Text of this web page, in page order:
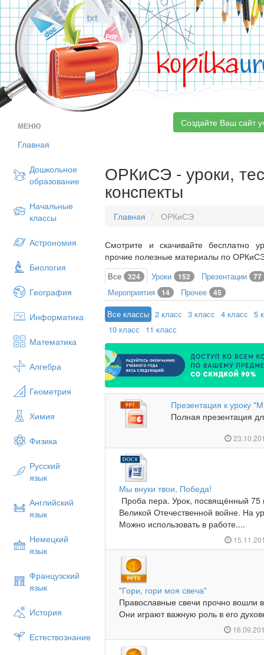
kopilka
МЕНЮ
Главная
Дошкольное
образование
Начальные
классы
Астрономия
Биология
География
Информатика
Математика
Алгебра
Геометрия
Химия
Физика
Русский
язык
Английский
язык
Немецкий
язык
Французский
язык
История
Естествознание
Создайте Ваш сайт
ОРКиСЭ - уроки,
конспекты
Главная ОРКиСЭ
Смотрите и скачивайте бесплатно
прочие полезные материалы по
Все 324 Уроки 152 Презентации 77
Мероприятия 14 Прочее 45
Все классы 2 класс 3 класс 4 класс 5
10 класс
11 класс
Презентация к уроку
Полная презентация
Мы внуки твои, Победа!
Проба пера. Урок, посвящённый
Великой Отечественной войне. На
Можно использовать в работе....
"Гори, гори моя свеча"
Православные свечи прочно вошли
Они играют важную роль в его